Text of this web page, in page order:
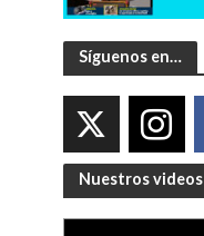
Síguenos en…
Nuestros videos